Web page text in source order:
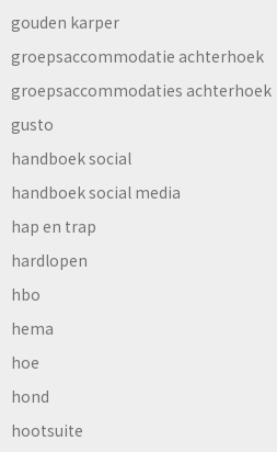
gouden karper
groepsaccommodatie achterhoek
groepsaccommodaties achterhoek
gusto
handboek social
handboek social media
hap en trap
hardlopen
hbo
hema
hoe
hond
hootsuite